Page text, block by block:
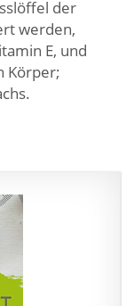
der
werden,
E, und
Körper;